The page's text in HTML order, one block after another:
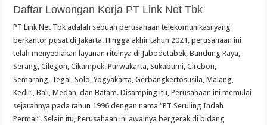
Daftar Lowongan Kerja PT Link Net Tbk
PT Link Net Tbk adalah sebuah perusahaan telekomunikasi yang
berkantor pusat di Jakarta. Hingga akhir tahun 2021, perusahaan ini
telah menyediakan layanan ritelnya di Jabodetabek, Bandung Raya,
Serang, Cilegon, Cikampek. Purwakarta, Sukabumi, Cirebon,
Semarang, Tegal, Solo, Yogyakarta, Gerbangkertosusila, Malang,
Kediri, Bali, Medan, dan Batam. Disamping itu, Perusahaan ini memulai
sejarahnya pada tahun 1996 dengan nama “PT Seruling Indah
Permai”. Selain itu, Perusahaan ini awalnya bergerak di bidang